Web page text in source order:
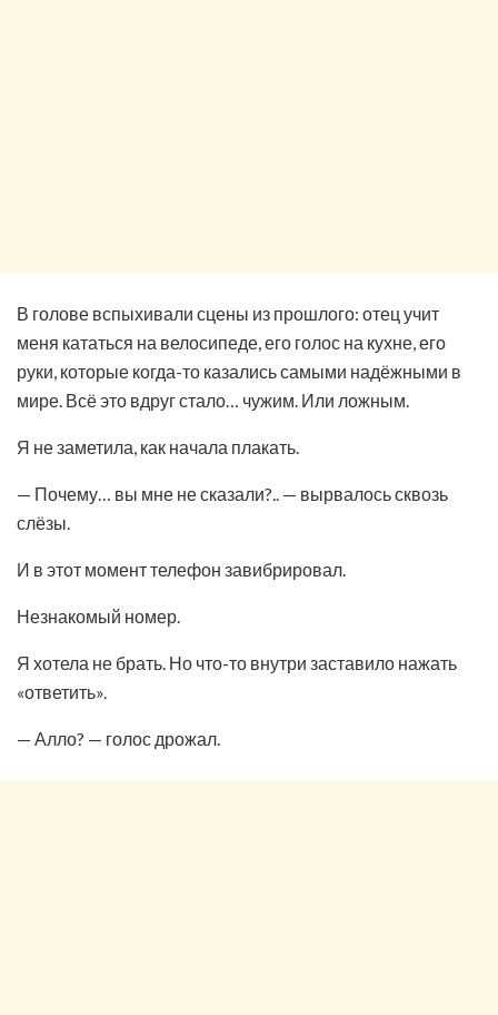
В голове вспыхивали сцены из прошлого: отец учит
меня кататься на велосипеде, его голос на кухне, его
руки, которые когда-то казались самыми надёжными в
мире. Всё это вдруг стало… чужим. Или ложным.
Я не заметила, как начала плакать.
— Почему… вы мне не сказали?.. — вырвалось сквозь
слёзы.
И в этот момент телефон завибрировал.
Незнакомый номер.
Я хотела не брать. Но что-то внутри заставило нажать
«ответить».
— Алло? — голос дрожал.